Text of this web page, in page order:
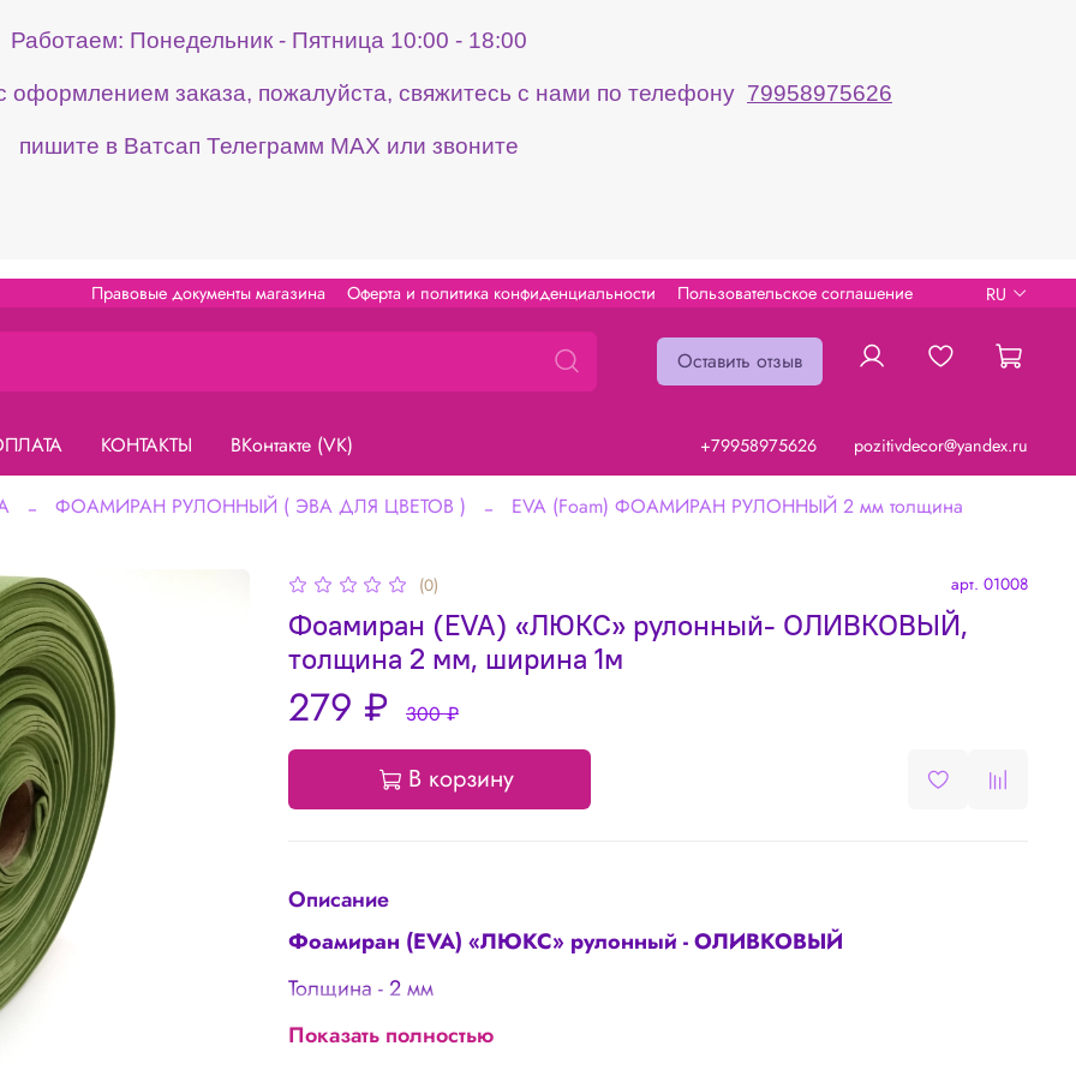
Работаем: Понедельник - Пятница 10:00 - 18:00
оформлением заказа, пожалуйста, свяжитесь с нами по телефону 79958975626
пишите в Ватсап Телеграмм МАХ или звоните
Правовые документы магазина Оферта и политика конфиденциальности Пользовательское соглашение RU
Оставить отзыв
КОНТАКТЫ ВКонтакте (VK) +79958975626 pozitivdecor@yandex.ru
ФОАМИРАН РУЛОННЫЙ ( ЭВА ДЛЯ ЦВЕТОВ ) EVA (Foam) ФОАМИРАН РУЛОННЫЙ 2 мм толщина
(0) арт. 01008
Фоамиран (EVA) «ЛЮКС» рулонный- ОЛИВКОВЫЙ,
толщина 2 мм, ширина 1м
279 ₽ 300 ₽
В корзину
Описание
Фоамиран (EVA) «ЛЮКС» рулонный - ОЛИВКОВЫЙ
Толщина - 2 мм
Ширина - 1 метр
Показать полностью